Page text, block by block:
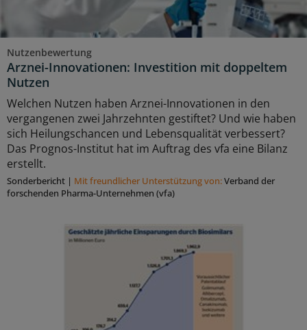
Nutzenbewertung
Arznei-Innovationen: Investition mit doppeltem
Nutzen
Welchen Nutzen haben Arznei-Innovationen in den
vergangenen zwei Jahrzehnten gestiftet? Und wie haben
sich Heilungschancen und Lebensqualität verbessert?
Das Prognos-Institut hat im Auftrag des vfa eine Bilanz
erstellt.
Sonderbericht | Mit freundlicher Unterstützung von:Verband der
forschenden Pharma-Unternehmen (vfa)